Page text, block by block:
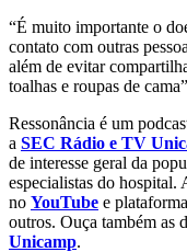
“É muito importante o
contato com outras
além de evitar
toalhas e roupas de
Ressonância é um
a SEC Rádio e TV
de interesse geral da
especialistas do hospital.
no YouTube e
outros. Ouça também as
Unicamp.